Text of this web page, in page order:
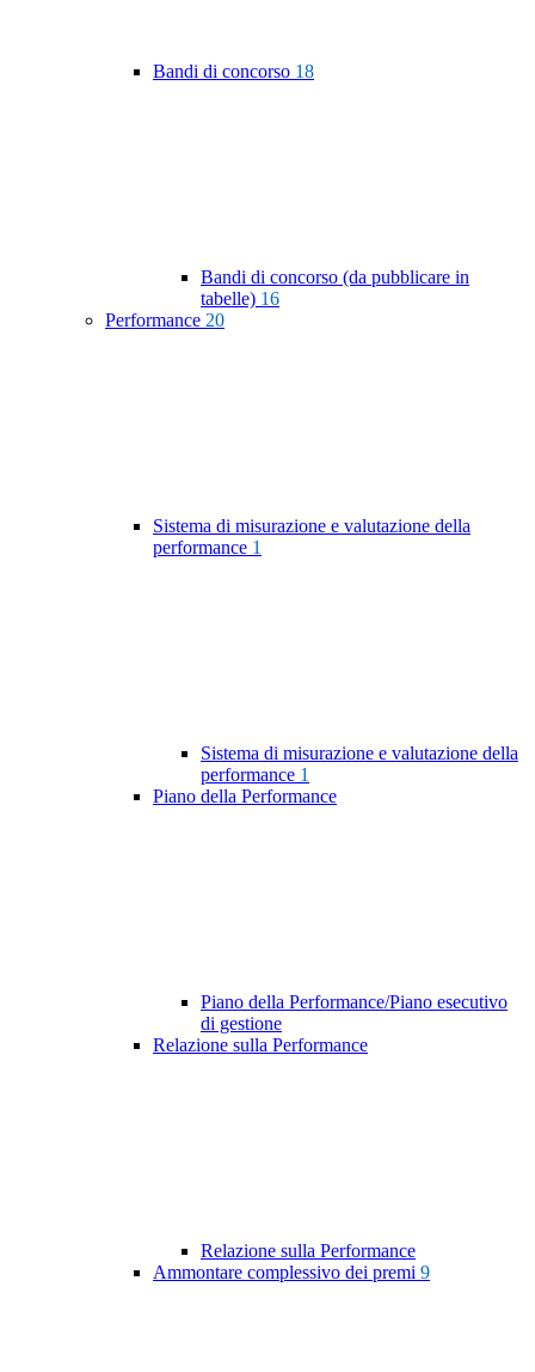
Bandi di concorso 18
Bandi di concorso (da pubblicare in
tabelle) 16
Performance 20
Sistema di misurazione e valutazione della
performance 1
Sistema di misurazione e valutazione della
performance 1
Piano della Performance
Piano della Performance/Piano esecutivo
di gestione
Relazione sulla Performance
Relazione sulla Performance
Ammontare complessivo dei premi 9